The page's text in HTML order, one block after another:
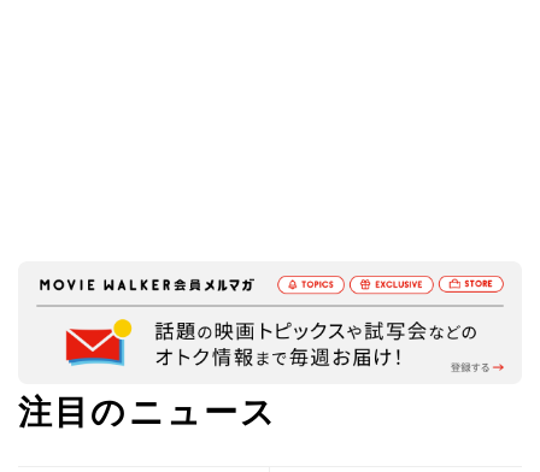
注目のニュース